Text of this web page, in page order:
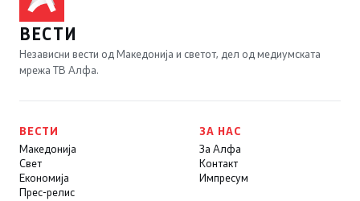
ВЕСТИ
Независни вести од Македонија и светот, дел од медиумската
мрежа ТВ Алфа.
ВЕСТИ
Македонија
Свет
Економија
Прес-релис
ЗА НАС
За Алфа
Контакт
Импресум